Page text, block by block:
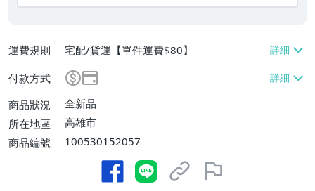
運費規則
宅配/貨運【單件運費$80】
付款方式
商品狀況
全新品
所在地區
高雄市
商品編號
100530152057